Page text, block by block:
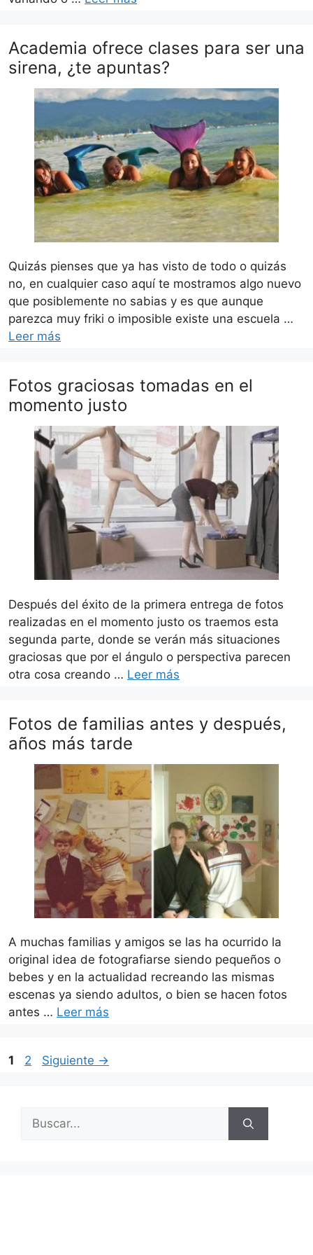
Academia ofrece clases para ser una
sirena, ¿te apuntas?
Quizás pienses que ya has visto de todo o quizás
no, en cualquier caso aquí te mostramos algo nuevo
que posiblemente no sabias y es que aunque
parezca muy friki o imposible existe una escuela …
Leer más
Fotos graciosas tomadas en el
momento justo
Después del éxito de la primera entrega de fotos
realizadas en el momento justo os traemos esta
segunda parte, donde se verán más situaciones
graciosas que por el ángulo o perspectiva parecen
otra cosa creando … Leer más
Fotos de familias antes y después,
años más tarde
A muchas familias y amigos se las ha ocurrido la
original idea de fotografiarse siendo pequeños o
bebes y en la actualidad recreando las mismas
escenas ya siendo adultos, o bien se hacen fotos
antes … Leer más
Página
1 Página
2 Siguiente →
Buscar: